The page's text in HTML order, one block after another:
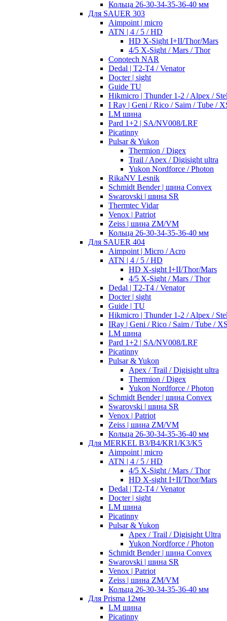
Кольца 26-30-34-35-36-40 мм
Для SAUER 303
Aimpoint | micro
ATN | 4 / 5 / HD
HD X-Sight I+II/Thor/Mars
4/5 X-Sight / Mars / Thor
Conotech NAR
Dedal | T2-T4 / Venator
Docter | sight
Guide TU
Hikmicro | Thunder 1-2 / Alpex /
I Ray | Geni / Rico / Saim / Tube /
LM шина
Pard 1+2 | SA/NV008/LRF
Picatinny
Pulsar & Yukon
Thermion / Digex
Trail / Apex / Digisight ultra
Yukon Nordforce / Photon
RikaNV Lesnik
Schmidt Bender | шина Convex
Swarovski | шина SR
Thermtec Vidar
Venox | Patriot
Zeiss | шина ZM/VM
Кольца 26-30-34-35-36-40 мм
Для SAUER 404
Aimpoint | Micro / Acro
ATN | 4 / 5 / HD
HD X-sight I+II/Thor/Mars
4/5 X-Sight / Mars / Thor
Dedal | T2-T4 / Venator
Docter | sight
Guide | TU
Hikmicro | Thunder 1-2 / Alpex /
IRay | Geni / Rico / Saim / Tube /
LM шина
Pard 1+2 | SA/NV008/LRF
Picatinny
Pulsar & Yukon
Apex / Trail / Digisight ultra
Thermion / Digex
Yukon Nordforce / Photon
Schmidt Bender | шина Convex
Swarovski | шина SR
Venox | Patriot
Zeiss | шина ZM/VM
Кольца 26-30-34-35-36-40 мм
Для MERKEL B3/B4/KR1/K3/K5
Aimpoint | micro
ATN | 4 / 5 / HD
4/5 X-Sight / Mars / Thor
HD X-sight I+II/Thor/Mars
Dedal | T2-T4 / Venator
Docter | sight
LM шина
Picatinny
Pulsar & Yukon
Apex / Trail / Digisight Ultra
Yukon Nordforce / Photon
Schmidt Bender | шина Convex
Swarovski | шина SR
Venox | Patriot
Zeiss | шина ZM/VM
Кольца 26-30-34-35-36-40 мм
Для Prisma 12мм
LM шина
Picatinny